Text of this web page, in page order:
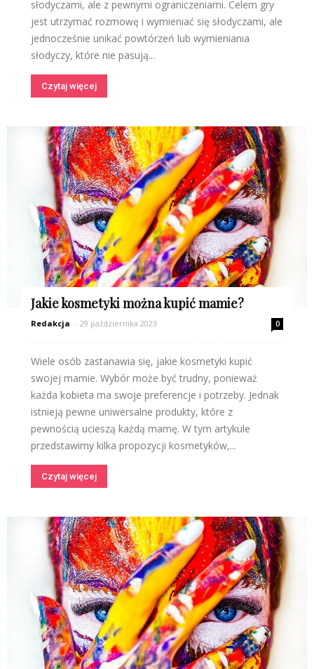
słodyczami, ale z pewnymi ograniczeniami. Celem gry
jest utrzymać rozmowę i wymieniać się słodyczami, ale
jednocześnie unikać powtórzeń lub wymieniania
słodyczy, które nie pasują...
Czytaj więcej
Jakie kosmetyki można kupić mamie?
Redakcja - 29 października 2023 0
Wiele osób zastanawia się, jakie kosmetyki kupić
swojej mamie. Wybór może być trudny, ponieważ
każda kobieta ma swoje preferencje i potrzeby. Jednak
istnieją pewne uniwersalne produkty, które z
pewnością ucieszą każdą mamę. W tym artykule
przedstawimy kilka propozycji kosmetyków,...
Czytaj więcej